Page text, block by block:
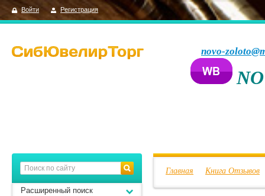
Войти Регистрация
novo-
Главная Книга Отзывов
Расширенный поиск